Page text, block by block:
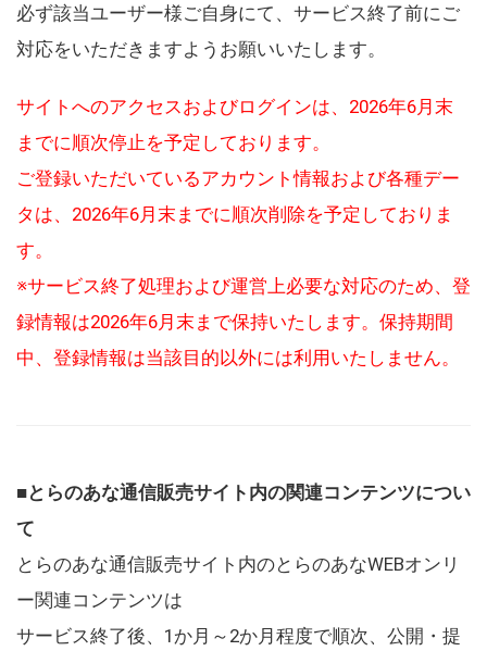
必ず該当ユーザー様ご自身にて、サービス終了前にご
対応をいただきますようお願いいたします。
サイトへのアクセスおよびログインは、2026年6月末
までに順次停止を予定しております。
ご登録いただいているアカウント情報および各種デー
タは、2026年6月末までに順次削除を予定しておりま
す。
※サービス終了処理および運営上必要な対応のため、登
録情報は2026年6月末まで保持いたします。保持期間
中、登録情報は当該目的以外には利用いたしません。
■とらのあな通信販売サイト内の関連コンテンツについ
て
とらのあな通信販売サイト内のとらのあなWEBオンリ
ー関連コンテンツは
サービス終了後、1か月～2か月程度で順次、公開・提